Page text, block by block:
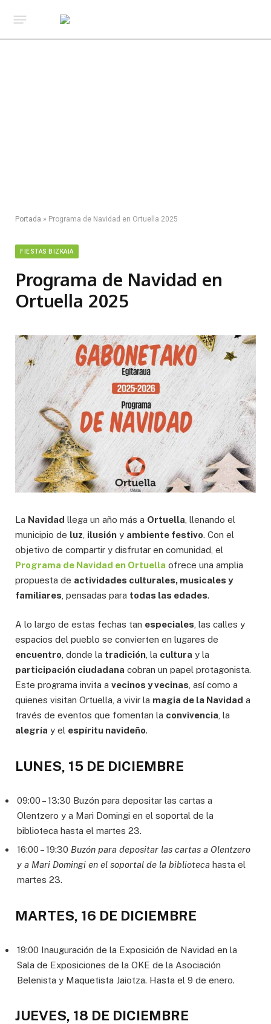
Portada » Programa de Navidad en Ortuella 2025
FIESTAS BIZKAIA
Programa de Navidad en
Ortuella 2025
La Navidad llega un año más a Ortuella , llenando el
municipio de luz ilusión y ambiente festivo. Con el
objetivo de compartir y disfrutar en comunidad, el
Programa de Navidad en Ortuella ofrece una amplia
propuesta de actividades culturales, musicales y
familiares , pensadas para todas las edades.
A lo largo de estas fechas tan especiales , las calles y
espacios del pueblo se convierten en lugares de
encuentro , donde la tradición , la cultura y la
participación ciudadana cobran un papel protagonista.
Este programa invita a vecinos y vecinas , así como a
quienes visitan Ortuella, a vivir la magia de la Navidad a
través de eventos que fomentan la convivencia , la
alegría y el espíritu navideño.
LUNES, 15 DE DICIEMBRE
09:00 – 13:30 Buzón para depositar las cartas a
Olentzero y a Mari Domingi en el soportal de la
biblioteca hasta el martes 23.
16:00 – 19:30 Buzón para depositar las cartas a Olentzero
y a Mari Domingi en el soportal de la biblioteca hasta el
martes 23.
MARTES, 16 DE DICIEMBRE
19:00 Inauguración de la Exposición de Navidad en la
Sala de Exposiciones de la OKE de la Asociación
Belenista y Maquetista Jaiotza. Hasta el 9 de enero.
JUEVES, 18 DE DICIEMBRE